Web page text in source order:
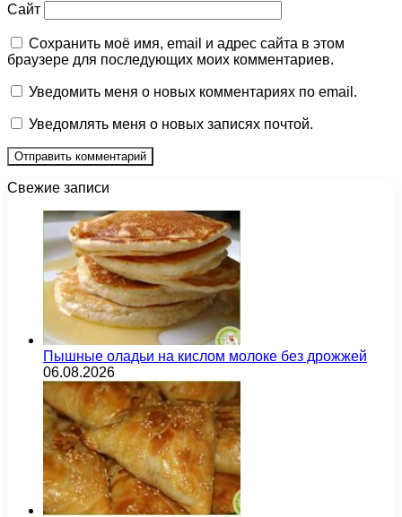
Сайт
Сохранить моё имя, email и адрес сайта в этом
браузере для последующих моих комментариев.
Уведомить меня о новых комментариях по email.
Уведомлять меня о новых записях почтой.
Свежие записи
Пышные оладьи на кислом молоке без дрожжей
06.08.2026